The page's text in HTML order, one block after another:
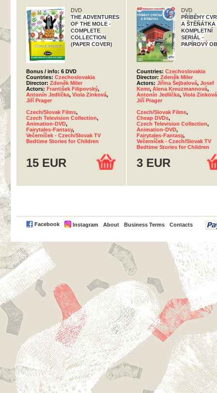
DVD
THE ADVENTURES
OF THE MOLE -
COMPLETE
COLLECTION
(PAPER COVER)
Bonus / info: 6 DVD
Countries: Czechoslovakia
Director: Zdeněk Miler
Actors: František Filipovský,
Antonín Jedlička, Viola Zinková,
Jiří Prager
Czech/Slovak Films,
Czech Television Collection,
Animation-DVD,
Fairytales-Fantasy,
Večerníček - Czech/Slovak TV
Bedtime Stories for Children
15 EUR
DVD
PŘÍBĚHY
A ŠTĚŇÁTKA
KOMPLETNÍ
SERIÁL -
PAPÍROVÝ
Countries: Czechoslovakia
Director: Zdeněk Miler
Actors: Jiřina Šejbalová, Josef
Kemr, Alena Kreuzmannová,
Antonín Jedlička, Viola Zinková
Jiří Prager
Czech/Slovak Films,
Cheap DVDs,
Czech Television Collection,
Animation-DVD,
Fairytales-Fantasy,
Večerníček - Czech/Slovak TV
Bedtime Stories for Children
3 EUR
Facebook Instagram About Business Terms Contacts
PayPal